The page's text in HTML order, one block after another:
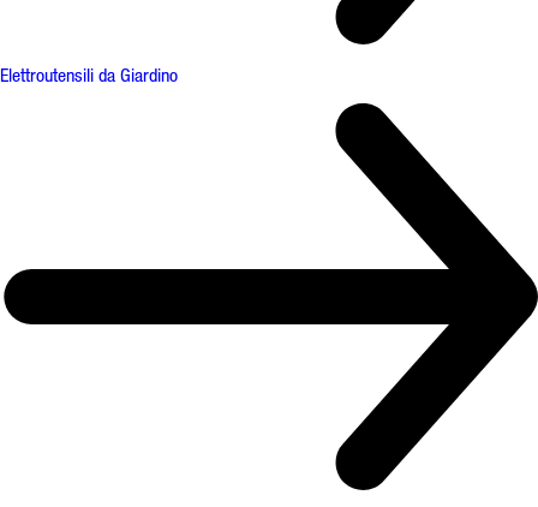
Elettroutensili da Giardino